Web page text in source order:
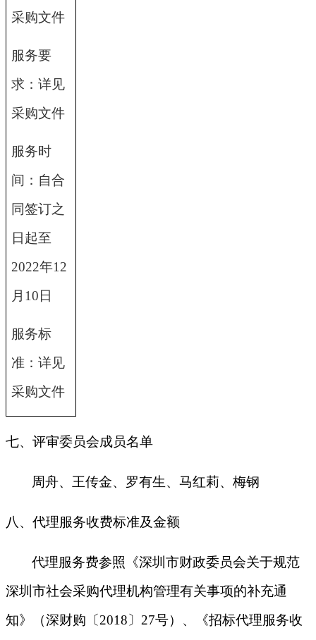
采购文件
服务要
求：详见
采购文件
服务时
间：自合
同签订之
日起至
2022年12
月10日
服务标
准：详见
采购文件
七、评审委员会成员名单
周舟、王传金、罗有生、马红莉、梅钢
八、代理服务收费标准及金额
代理服务费参照《深圳市财政委员会关于规范
深圳市社会采购代理机构管理有关事项的补充通
知》（深财购〔2018〕27号）、《招标代理服务收